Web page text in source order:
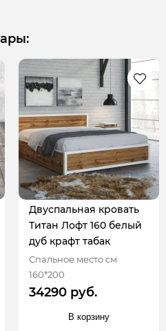
Двуспальная кровать
Титан Лофт 160 белый
дуб крафт табак
Спальное место см
160*200
34290 руб.
В корзину